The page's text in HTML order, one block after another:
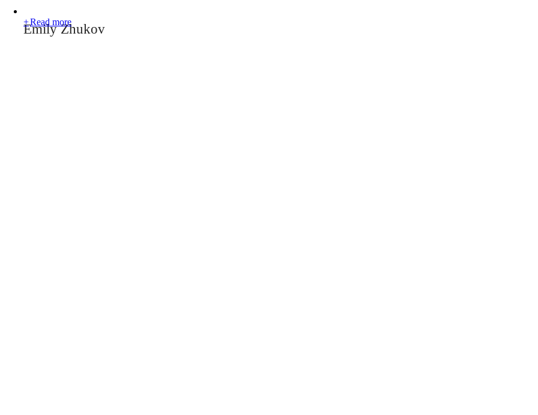
Emily Zhukov
Read more